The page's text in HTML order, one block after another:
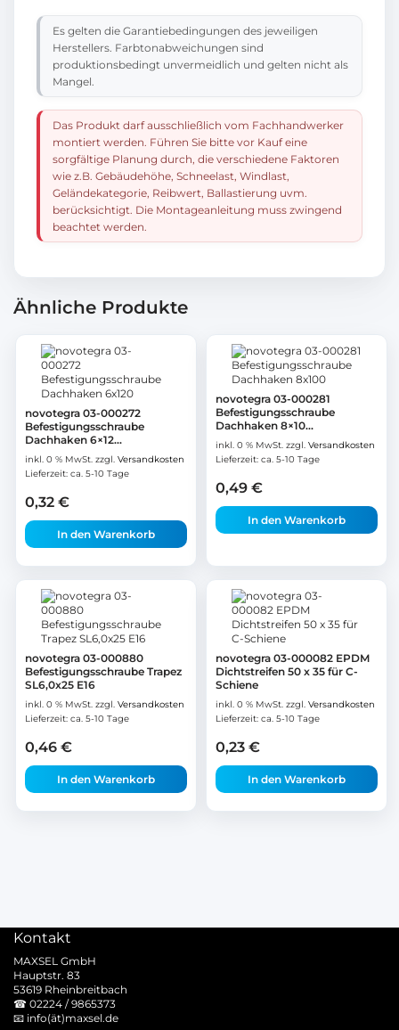
Es gelten die Garantiebedingungen des jeweiligen
Herstellers. Farbtonabweichungen sind
produktionsbedingt unvermeidlich und gelten nicht als
Mangel.
Das Produkt darf ausschließlich vom Fachhandwerker
montiert werden. Führen Sie bitte vor Kauf eine
sorgfältige Planung durch, die verschiedene Faktoren
wie z.B. Gebäudehöhe, Schneelast, Windlast,
Geländekategorie, Reibwert, Ballastierung uvm.
berücksichtigt. Die Montageanleitung muss zwingend
beachtet werden.
Ähnliche Produkte
novotegra 03-000272
Befestigungsschraube
Dachhaken 6×12...
inkl. 0 % MwSt. zzgl. Versandkosten
Lieferzeit: ca. 5-10 Tage
0,32 €
In den Warenkorb
novotegra 03-000281
Befestigungsschraube
Dachhaken 8×10...
inkl. 0 % MwSt. zzgl. Versandkosten
Lieferzeit: ca. 5-10 Tage
0,49 €
In den Warenkorb
novotegra 03-000880
Befestigungsschraube Trapez
SL6,0x25 E16
inkl. 0 % MwSt. zzgl. Versandkosten
Lieferzeit: ca. 5-10 Tage
0,46 €
In den Warenkorb
novotegra 03-000082 EPDM
Dichtstreifen 50 x 35 für C-
Schiene
inkl. 0 % MwSt. zzgl. Versandkosten
Lieferzeit: ca. 5-10 Tage
0,23 €
In den Warenkorb
Kontakt
MAXSEL GmbH
Hauptstr. 83
53619 Rheinbreitbach
☎ 02224 / 9865373
📧 info(ät)maxsel.de